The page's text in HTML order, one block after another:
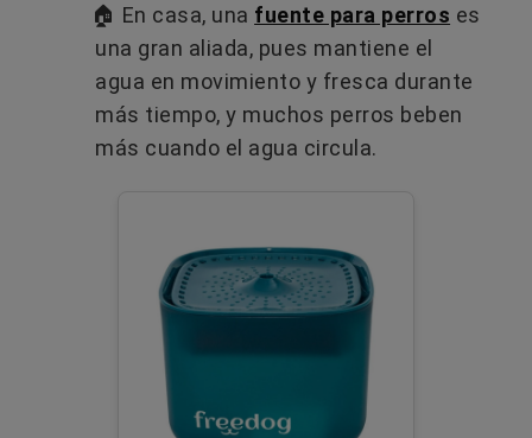
🏠 En casa, una fuente para perros es
una gran aliada, pues mantiene el
agua en movimiento y fresca durante
más tiempo, y muchos perros beben
más cuando el agua circula.